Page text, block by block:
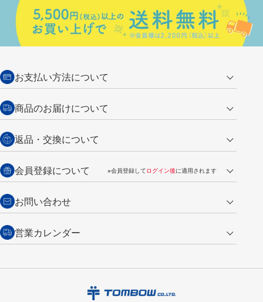
お支払い方法について
クレジットカード
代金引換
銀行振込【前払い】
商品のお届けについて
営業日午前11時までの決済完了の
ご注文は翌営業日の発送
送料：全国一律 660円（税込）
詳しくはご利用ガイドをご覧ください。
返品・交換について
返品の場合
商品到着後7日以内・未使用品に限り返品を承ります。問い合わせフォーム
からご連絡ください。詳しくは
い。
商品到着後7日以内に限り交換を承ります。
からご連絡
会員登録について ※会員登録してログイン後に適用されます
・新規ご入会で
・税込み2,200円以上のお買い上げで
・次回のお買い物に使えるポイントがお買い上げごとに
100円につき1ポイ
ント付与されます。
会員登録はこちら
お問い合わせ
トンボ製品・サービスに関する
お問い合わせ
購入・返品に関するお問い合わせ
営業カレンダー